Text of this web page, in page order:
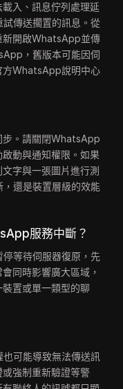
入、訊息佇列處理延
試傳送擱置的訊息。從
新開啟WhatsApp並傳
，舊版本可能因伺
方WhatsApp說明中心
步。請關閉WhatsApp
動與通知權限。如果
字與一張圖片進行測
還是裝置層級的效能
服務中斷？
等待伺服器復原，先
同時影響廣大區域，
置或單一類型的聊
可能導致無法傳送訊
強制重新驗證等警